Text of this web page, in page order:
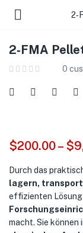
2‑FMA
0
$200.00– $
Durch das
lagern,
effizienten
macht. Sie